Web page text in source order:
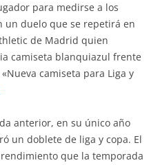
para medirse a los
un duelo que se repetirá en
de Madrid quien
camiseta blanquiazul frente
camiseta para Liga y
anterior, en su único año
un doblete de liga y copa. El
que la temporada